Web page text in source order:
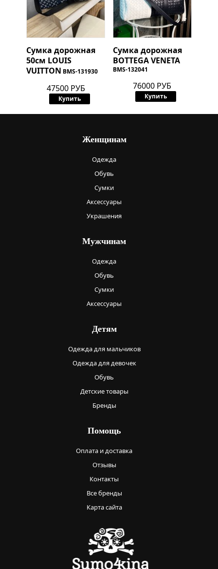
Сумка дорожная
50см LOUIS
VUITTON BMS-131930
47500 РУБ
Купить
Сумка дорожная
BOTTEGA VENETA
BMS-132041
76000 РУБ
Купить
Женщинам
Одежда
Обувь
Сумки
Аксессуары
Украшения
Мужчинам
Одежда
Обувь
Сумки
Аксессуары
Детям
Одежда для мальчиков
Одежда для девочек
Обувь
Детские товары
Бренды
Помощь
Оплата и доставка
Отзывы
Контакты
Все бренды
Карта сайта